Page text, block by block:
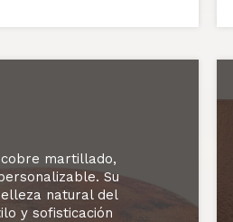
martillado,
Su
natural del
y sofisticación